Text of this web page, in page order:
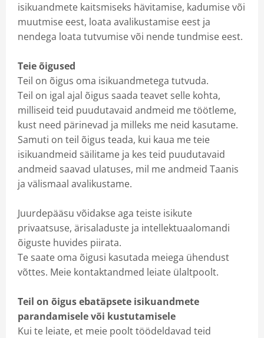
isikuandmete kaitsmiseks hävitamise, kadumise või
muutmise eest, loata avalikustamise eest ja
nendega loata tutvumise või nende tundmise eest.
Teie õigused
Teil on õigus oma isikuandmetega tutvuda.
Teil on igal ajal õigus saada teavet selle kohta,
milliseid teid puudutavaid andmeid me töötleme,
kust need pärinevad ja milleks me neid kasutame.
Samuti on teil õigus teada, kui kaua me teie
isikuandmeid säilitame ja kes teid puudutavaid
andmeid saavad ulatuses, mil me andmeid Taanis
ja välismaal avalikustame.
Juurdepääsu võidakse aga teiste isikute
privaatsuse, ärisaladuste ja intellektuaalomandi
õiguste huvides piirata.
Te saate oma õigusi kasutada meiega ühendust
võttes. Meie kontaktandmed leiate ülaltpoolt.
Teil on õigus ebatäpsete isikuandmete
parandamisele või kustutamisele
Kui te leiate, et meie poolt töödeldavad teid